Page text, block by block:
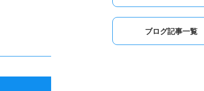
ブログ記事一覧